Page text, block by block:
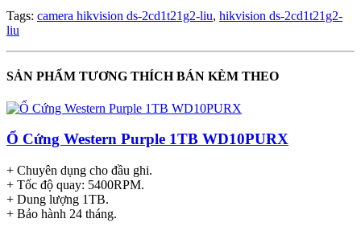
Tags: camera hikvision ds-2cd1t21g2-liu, hikvision ds-2cd1t21g2-
liu
SẢN PHẨM TƯƠNG THÍCH BÁN KÈM THEO
Ổ Cứng Western Purple 1TB WD10PURX
+ Chuyên dụng cho đầu ghi.
+ Tốc độ quay: 5400RPM.
+ Dung lượng 1TB.
+ Bảo hành 24 tháng.